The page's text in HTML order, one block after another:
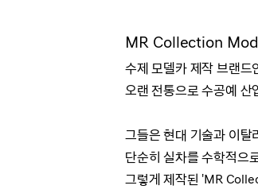
MR Collection
수제 모델카 제작 브랜
오랜 전통으로 수공예 산
그들은 현대 기술과 이탈
단순히 실차를 수학적으
그렇게 제작된 'MR